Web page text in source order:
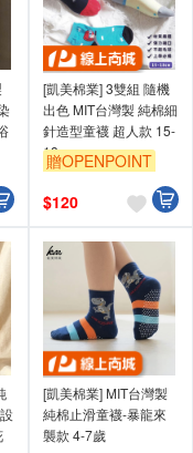
[凱美棉業] 3雙組 隨機
出色 MIT台灣製 純棉細
針造型童襪 超人款 15-
18cm
贈OPENPOINT
$120
[凱美棉業] MIT台灣製
純棉止滑童襪-暴龍來
襲款 4-7歲